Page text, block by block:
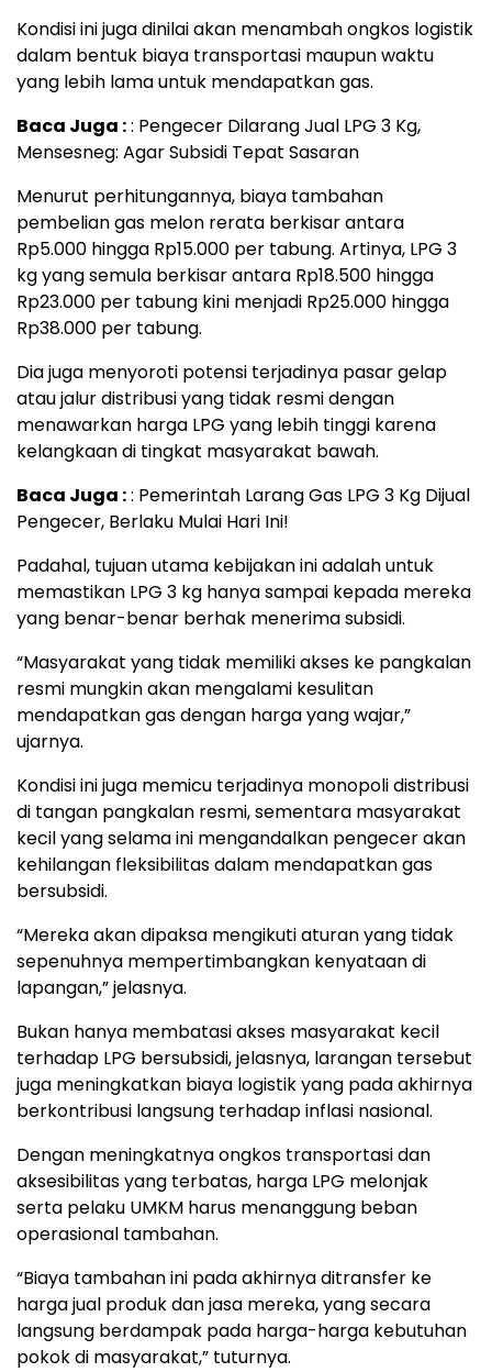
Kondisi ini juga dinilai akan menambah ongkos logistik
dalam bentuk biaya transportasi maupun waktu
yang lebih lama untuk mendapatkan gas.
Baca Juga :: Pengecer Dilarang Jual LPG 3 Kg,
Mensesneg: Agar Subsidi Tepat Sasaran
Menurut perhitungannya, biaya tambahan
pembelian gas melon rerata berkisar antara
Rp5.000 hingga Rp15.000 per tabung. Artinya, LPG 3
kg yang semula berkisar antara Rp18.500 hingga
Rp23.000 per tabung kini menjadi Rp25.000 hingga
Rp38.000 per tabung.
Dia juga menyoroti potensi terjadinya pasar gelap
atau jalur distribusi yang tidak resmi dengan
menawarkan harga LPG yang lebih tinggi karena
kelangkaan di tingkat masyarakat bawah.
Baca Juga :: Pemerintah Larang Gas LPG 3 Kg Dijual
Pengecer, Berlaku Mulai Hari Ini!
Padahal, tujuan utama kebijakan ini adalah untuk
memastikan LPG 3 kg hanya sampai kepada mereka
yang benar-benar berhak menerima subsidi.
“Masyarakat yang tidak memiliki akses ke pangkalan
resmi mungkin akan mengalami kesulitan
mendapatkan gas dengan harga yang wajar,”
ujarnya.
Kondisi ini juga memicu terjadinya monopoli distribusi
di tangan pangkalan resmi, sementara masyarakat
kecil yang selama ini mengandalkan pengecer akan
kehilangan fleksibilitas dalam mendapatkan gas
bersubsidi.
“Mereka akan dipaksa mengikuti aturan yang tidak
sepenuhnya mempertimbangkan kenyataan di
lapangan,” jelasnya.
Bukan hanya membatasi akses masyarakat kecil
terhadap LPG bersubsidi, jelasnya, larangan tersebut
juga meningkatkan biaya logistik yang pada akhirnya
berkontribusi langsung terhadap inflasi nasional.
Dengan meningkatnya ongkos transportasi dan
aksesibilitas yang terbatas, harga LPG melonjak
serta pelaku UMKM harus menanggung beban
operasional tambahan.
“Biaya tambahan ini pada akhirnya ditransfer ke
harga jual produk dan jasa mereka, yang secara
langsung berdampak pada harga-harga kebutuhan
pokok di masyarakat,” tuturnya.